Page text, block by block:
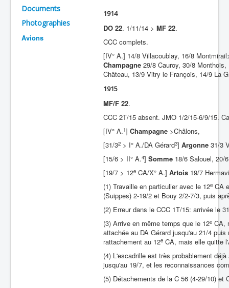
Les As
Cahiers des As
Documents
Photographies
Avions
1914
DO 22. 1/11/14 > MF 22.
CCC complets.
[IV° A.] 14/8 Villacoublay, 16/8
Champagne 29/8 Cauroy, 30/8
Château, 13/9 Vitry le François, 14/9 La
1915
MF/F 22.
CCC 2T/15 absent. JMO 1/2/15-6/9/15.
[IV° A.1] Champagne >Châlons,
[31/32 > I° A./DA Gérard3] Argonne 31/3
[15/6 > II° A.4] Somme 18/6 Salouel, 20/
[19/7 > 12e CA/X° A.] Artois 19/7
(1) Travaille en particulier avec le 12e CA
(Suippes) 2-19/2 et Bouy 2/2-7/3, puis
(2) Erreur dans le CCC 1T/15: arrivée le
(3) Arrive en même temps que le 12e CA,
attachée au DA Gérard jusqu'au 21/4
rattachement au 12e CA, mais elle quitte
(4) L'escadrille est très probablement
jusqu'au 19/7, et les reconnaissances
(5) Détachements de la C 56 (4-29/10) et